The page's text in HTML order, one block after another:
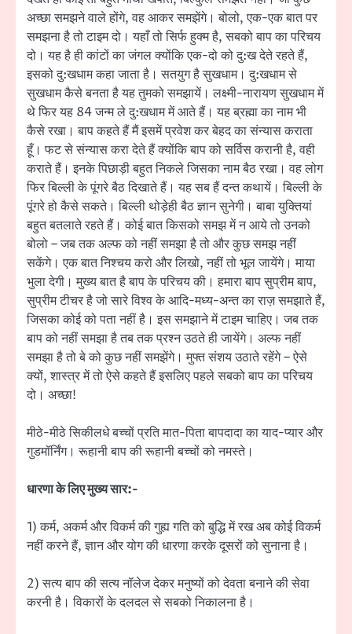
अच्छा समझने वाले होंगे, वह आकर समझेंगे। बोलो, एक-एक बात पर
समझना है तो टाइम दो। यहाँ तो सिर्फ हुक्म है, सबको बाप का परिचय
दो। यह है ही कांटों का जंगल क्योंकि एक-दो को दु:ख देते रहते हैं,
इसको दु:खधाम कहा जाता है। सतयुग है सुखधाम। दु:खधाम से
सुखधाम कैसे बनता है यह तुमको समझायें। लक्ष्मी-नारायण सुखधाम में
थे फिर यह 84 जन्म ले दु:खधाम में आते हैं। यह ब्रह्मा का नाम भी
कैसे रखा। बाप कहते हैं मैं इसमें प्रवेश कर बेहद का संन्यास कराता
हूँ। फट से संन्यास करा देते हैं क्योंकि बाप को सर्विस करानी है, वही
कराते हैं। इनके पिछाड़ी बहुत निकले जिसका नाम बैठ रखा। वह लोग
फिर बिल्ली के पूंगरे बैठ दिखाते हैं। यह सब हैं दन्त कथायें। बिल्ली के
पूंगरे हो कैसे सकते। बिल्ली थोड़ेही बैठ ज्ञान सुनेगी। बाबा युक्तियां
बहुत बतलाते रहते हैं। कोई बात किसको समझ में न आये तो उनको
बोलो – जब तक अल्फ को नहीं समझा है तो और कुछ समझ नहीं
सकेंगे। एक बात निश्चय करो और लिखो, नहीं तो भूल जायेंगे। माया
भुला देगी। मुख्य बात है बाप के परिचय की। हमारा बाप सुप्रीम बाप,
सुप्रीम टीचर है जो सारे विश्व के आदि-मध्य-अन्त का राज़ समझाते हैं,
जिसका कोई को पता नहीं है। इस समझाने में टाइम चाहिए। जब तक
बाप को नहीं समझा है तब तक प्रश्न उठते ही जायेंगे। अल्फ नहीं
समझा है तो बे को कुछ नहीं समझेंगे। मुफ्त संशय उठाते रहेंगे – ऐसे
क्यों, शास्त्र में तो ऐसे कहते हैं इसलिए पहले सबको बाप का परिचय
दो। अच्छा!
मीठे-मीठे सिकीलधे बच्चों प्रति मात-पिता बापदादा का याद-प्यार और
गुडमॉर्निंग। रूहानी बाप की रूहानी बच्चों को नमस्ते।
धारणा के लिए मुख्य सार:-
1) कर्म, अकर्म और विकर्म की गुह्य गति को बुद्धि में रख अब कोई विकर्म
नहीं करने हैं, ज्ञान और योग की धारणा करके दूसरों को सुनाना है।
2) सत्य बाप की सत्य नॉलेज देकर मनुष्यों को देवता बनाने की सेवा
करनी है। विकारों के दलदल से सबको निकालना है।